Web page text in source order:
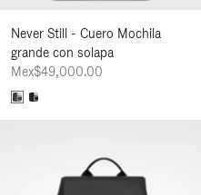
Never Still - Cuero Mochila
grande con solapa
Mex$49,000.00